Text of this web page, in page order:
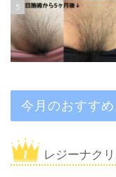
5
今月のおすす
レジーナク